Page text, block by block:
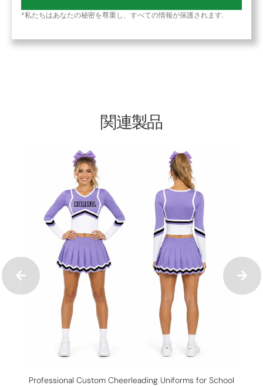
*私たちはあなたの秘密を尊重し、すべての情報が保護されます.
関連製品
Professional Custom Cheerleading Uniforms for School